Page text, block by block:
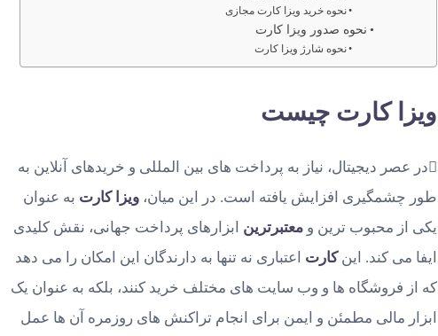
نحوه خرید ویزا کارت مجازی
نحوه صدور ویزا کارت
نحوه شارژ ویزا کارت
ویزا کارت چیست
در عصر دیجیتال، نیاز به پرداخت های بین المللی و خریدهای آنلاین به
طور چشمگیری افزایش یافته است. در این میان، ویزا کارت به عنوان
یکی از محبوب ترین و معتبرترین ابزارهای پرداخت جهانی، نقش کلیدی
ایفا می کند. اینکارت اعتباری نه تنها به دارندگان این امکان را می دهد
که از فروشگاه ها و وب سایت های مختلف خرید کنند، بلکه به عنوان یک
ابزار مالی مطمئن و ایمن برای انجام تراکنش های روزمره آن ها عمل